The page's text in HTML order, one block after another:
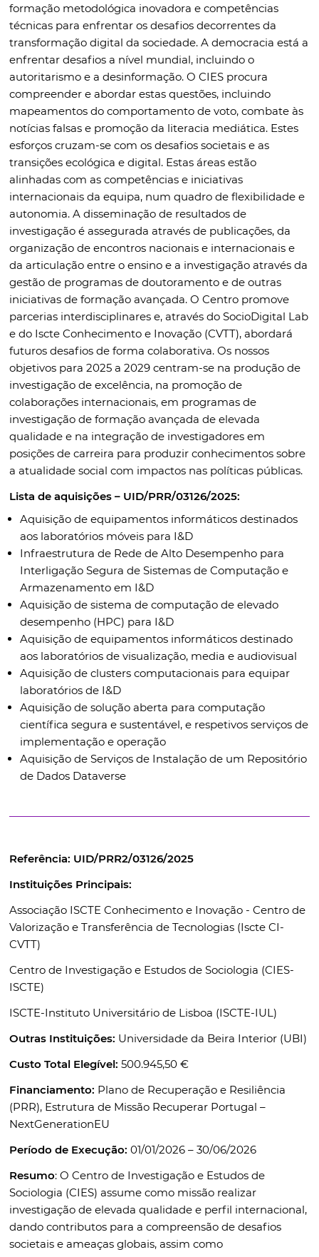
formação metodológica inovadora e competências
técnicas para enfrentar os desafios decorrentes da
transformação digital da sociedade. A democracia está a
enfrentar desafios a nível mundial, incluindo o
autoritarismo e a desinformação. O CIES procura
compreender e abordar estas questões, incluindo
mapeamentos do comportamento de voto, combate às
notícias falsas e promoção da literacia mediática. Estes
esforços cruzam-se com os desafios societais e as
transições ecológica e digital. Estas áreas estão
alinhadas com as competências e iniciativas
internacionais da equipa, num quadro de flexibilidade e
autonomia. A disseminação de resultados de
investigação é assegurada através de publicações, da
organização de encontros nacionais e internacionais e
da articulação entre o ensino e a investigação através da
gestão de programas de doutoramento e de outras
iniciativas de formação avançada. O Centro promove
parcerias interdisciplinares e, através do SocioDigital Lab
e do Iscte Conhecimento e Inovação (CVTT), abordará
futuros desafios de forma colaborativa. Os nossos
objetivos para 2025 a 2029 centram-se na produção de
investigação de excelência, na promoção de
colaborações internacionais, em programas de
investigação de formação avançada de elevada
qualidade e na integração de investigadores em
posições de carreira para produzir conhecimentos sobre
a atualidade social com impactos nas políticas públicas.
Lista de aquisições – UID/PRR/03126/2025:
Aquisição de equipamentos informáticos destinados
aos laboratórios móveis para I&D
Infraestrutura de Rede de Alto Desempenho para
Interligação Segura de Sistemas de Computação e
Armazenamento em I&D
Aquisição de sistema de computação de elevado
desempenho (HPC) para I&D
Aquisição de equipamentos informáticos destinado
aos laboratórios de visualização, media e audiovisual
Aquisição de clusters computacionais para equipar
laboratórios de I&D
Aquisição de solução aberta para computação
científica segura e sustentável, e respetivos serviços de
implementação e operação
Aquisição de Serviços de Instalação de um Repositório
de Dados Dataverse
Referência: UID/PRR2/03126/2025
Instituições Principais:
Associação ISCTE Conhecimento e Inovação - Centro de
Valorização e Transferência de Tecnologias (Iscte CI-
CVTT)
Centro de Investigação e Estudos de Sociologia (CIES-
ISCTE)
ISCTE-Instituto Universitário de Lisboa (ISCTE-IUL)
Outras Instituições: Universidade da Beira Interior (UBI)
Custo Total Elegível: 500.945,50 €
Financiamento: Plano de Recuperação e Resiliência
(PRR), Estrutura de Missão Recuperar Portugal –
NextGenerationEU
Período de Execução: 01/01/2026 – 30/06/2026
Resumo: O Centro de Investigação e Estudos de
Sociologia (CIES) assume como missão realizar
investigação de elevada qualidade e perfil internacional,
dando contributos para a compreensão de desafios
societais e ameaças globais, assim como